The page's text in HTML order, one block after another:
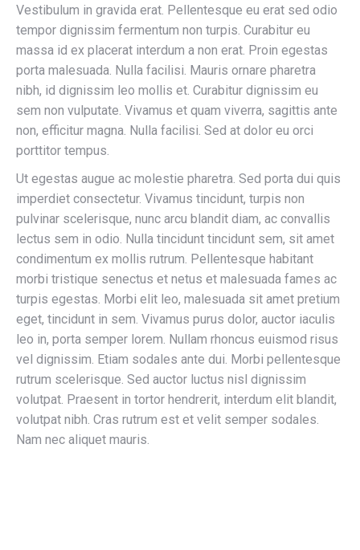
Vestibulum in gravida erat. Pellentesque eu erat sed odio
tempor dignissim fermentum non turpis. Curabitur eu
massa id ex placerat interdum a non erat. Proin egestas
porta malesuada. Nulla facilisi. Mauris ornare pharetra
nibh, id dignissim leo mollis et. Curabitur dignissim eu
sem non vulputate. Vivamus et quam viverra, sagittis ante
non, efficitur magna. Nulla facilisi. Sed at dolor eu orci
porttitor tempus.
Ut egestas augue ac molestie pharetra. Sed porta dui quis
imperdiet consectetur. Vivamus tincidunt, turpis non
pulvinar scelerisque, nunc arcu blandit diam, ac convallis
lectus sem in odio. Nulla tincidunt tincidunt sem, sit amet
condimentum ex mollis rutrum. Pellentesque habitant
morbi tristique senectus et netus et malesuada fames ac
turpis egestas. Morbi elit leo, malesuada sit amet pretium
eget, tincidunt in sem. Vivamus purus dolor, auctor iaculis
leo in, porta semper lorem. Nullam rhoncus euismod risus
vel dignissim. Etiam sodales ante dui. Morbi pellentesque
rutrum scelerisque. Sed auctor luctus nisl dignissim
volutpat. Praesent in tortor hendrerit, interdum elit blandit,
volutpat nibh. Cras rutrum est et velit semper sodales.
Nam nec aliquet mauris.